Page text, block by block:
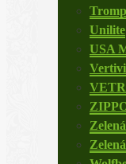
Unilite
USA